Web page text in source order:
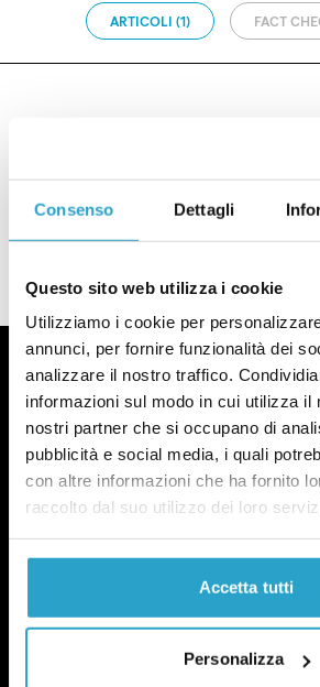
Consenso Dettagli
Questo sito web utilizza i cookie
Utilizziamo i cookie per
annunci, per fornire funzionalità dei
analizzare il nostro traffico.
informazioni sul modo in cui utilizza il
nostri partner che si occupano di
pubblicità e social media, i quali
con altre informazioni che ha fornito
raccolto dal suo utilizzo dei loro
Accetta tutti
Personalizza
ARTICOLI (1) FACT
Quanto si stanno sciogliendo i
ghiacciai?
diREDAZIONE
Fact-checking e
politica dal